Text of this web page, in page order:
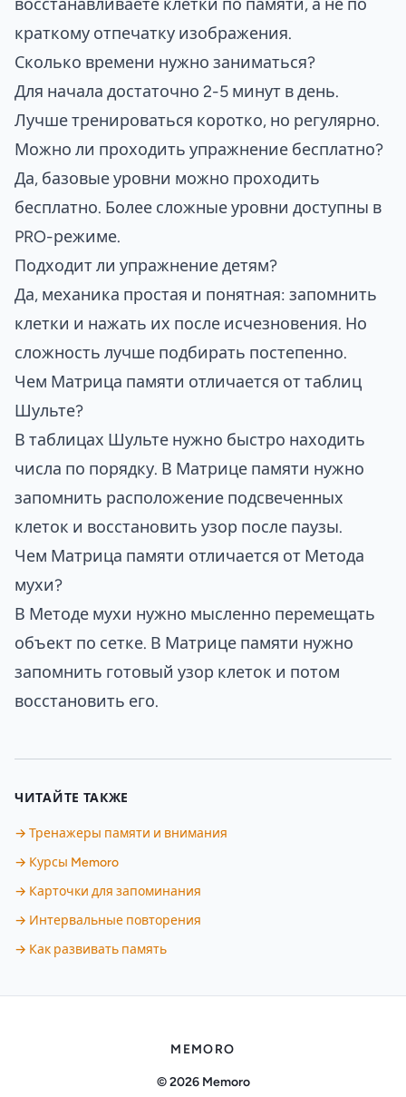
восстанавливаете клетки по памяти, а не по
краткому отпечатку изображения.
Сколько времени нужно заниматься?
Для начала достаточно 2-5 минут в день.
Лучше тренироваться коротко, но регулярно.
Можно ли проходить упражнение бесплатно?
Да, базовые уровни можно проходить
бесплатно. Более сложные уровни доступны в
PRO-режиме.
Подходит ли упражнение детям?
Да, механика простая и понятная: запомнить
клетки и нажать их после исчезновения. Но
сложность лучше подбирать постепенно.
Чем Матрица памяти отличается от таблиц
Шульте?
В таблицах Шульте нужно быстро находить
числа по порядку. В Матрице памяти нужно
запомнить расположение подсвеченных
клеток и восстановить узор после паузы.
Чем Матрица памяти отличается от Метода
мухи?
В Методе мухи нужно мысленно перемещать
объект по сетке. В Матрице памяти нужно
запомнить готовый узор клеток и потом
восстановить его.
ЧИТАЙТЕ ТАКЖЕ
→ Тренажеры памяти и внимания
→ Курсы Memoro
→ Карточки для запоминания
→ Интервальные повторения
→ Как развивать память
MEMORO
© 2026 Memoro